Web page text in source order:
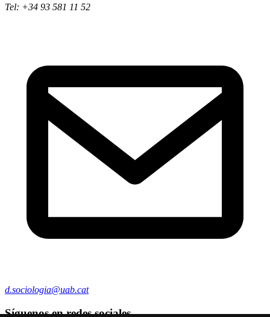
Tel: +34 93 581 11 52
d.sociologia@uab.cat
Síguenos en redes sociales